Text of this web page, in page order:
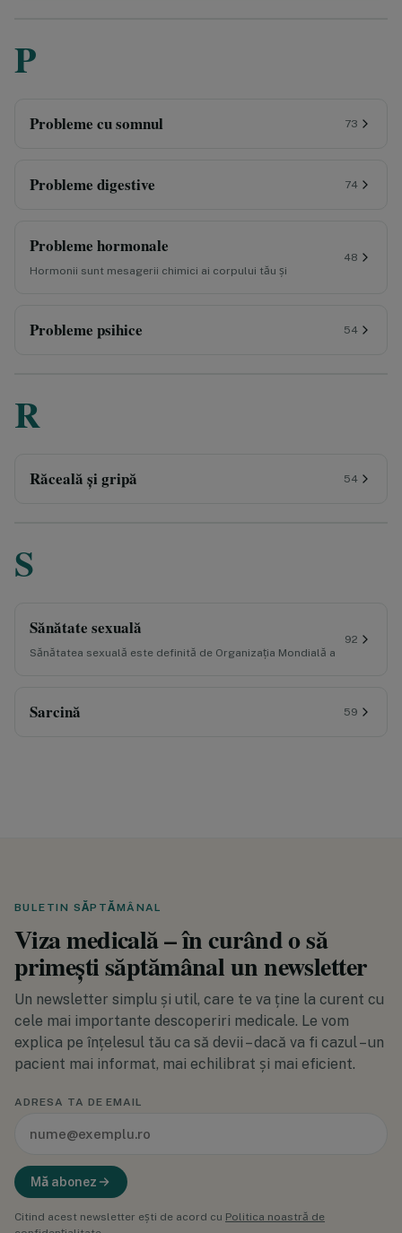
P
Probleme cu somnul 73
Probleme digestive 74
Probleme hormonale
Hormonii sunt mesagerii chimici ai corpului tău și
48
Probleme psihice 54
R
Răceală și gripă 54
S
Sănătate sexuală
Sănătatea sexuală este definită de Organizaţia Mondială a
92
Sarcină 59
BULETIN SĂPTĂMÂNAL
Viza medicală – în curând o să
primești săptămânal un newsletter
Un newsletter simplu și util, care te va ține la curent cu
cele mai importante descoperiri medicale. Le vom
explica pe înțelesul tău ca să devii – dacă va fi cazul – un
pacient mai informat, mai echilibrat și mai eficient.
ADRESA TA DE EMAIL
Mă abonez
Citind acest newsletter ești de acord cu Politica noastră de